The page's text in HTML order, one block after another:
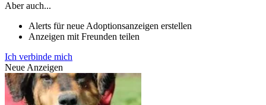
Aber auch...
Alerts für neue Adoptionsanzeigen erstellen
Anzeigen mit Freunden teilen
Ich verbinde mich
Neue Anzeigen